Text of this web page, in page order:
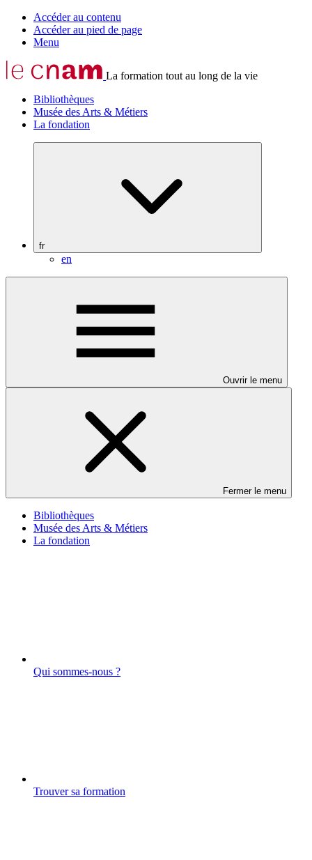
Accéder au contenu
Accéder au pied de page
Menu
La formation tout au long de la vie
Bibliothèques
Musée des Arts & Métiers
La fondation
fr
en
Ouvrir le menu
Fermer le menu
Bibliothèques
Musée des Arts & Métiers
La fondation
Qui sommes-nous ?
Trouver sa formation